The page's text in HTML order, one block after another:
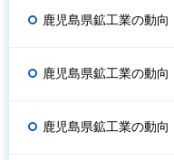
鹿児島県鉱工業の動向
鹿児島県鉱工業の動向
鹿児島県鉱工業の動向